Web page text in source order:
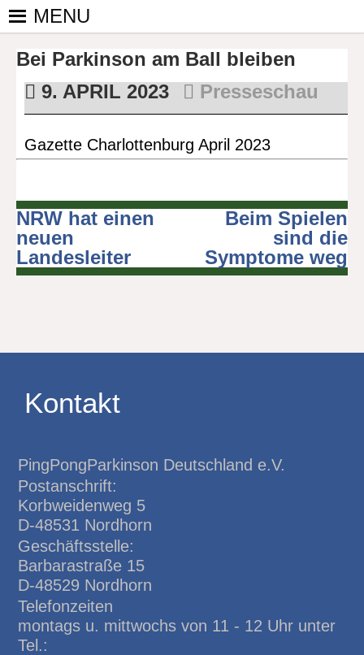
Skip
PINGPONGPARKINSON
DEUTSCHLAND E. V.
ist der
bundesweite
von
kooperierenden
Vereinen und
Einzelpersonen,
– überwiegend
ehrenamtlich um
Personen mit
Parkinson und
MENU
Bei Parkinson am Ball bleiben
9. APRIL 2023
Presseschau
Gazette Charlottenburg April 2023
Beitragsnavigation
NRW hat einen
neuen
Landesleiter
Beim Spielen
sind die
Symptome weg
Kontakt
PingPongParkinson Deutschland e.V.
Postanschrift:
Korbweidenweg 5
D-48531 Nordhorn
Geschäftsstelle:
Barbarastraße 15
D-48529 Nordhorn
Telefonzeiten
montags u. mittwochs von 11 - 12 Uhr unter
Tel.: